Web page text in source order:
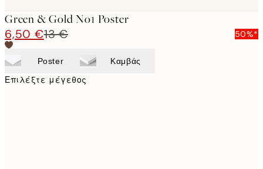
Green & Gold No1 Poster
6,50 €13 € 50%*
Poster Καμβάς
Επιλέξτε μέγεθος